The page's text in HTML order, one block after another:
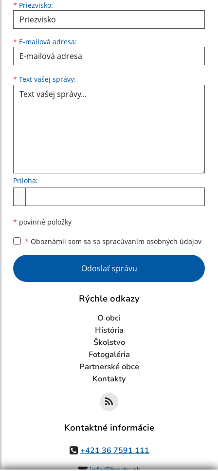
* Priezvisko:
* E-mailová adresa:
* Text vašej správy:
Príloha:
* povinné položky
* Oboznámil som sa so spracúvaním osobných údajov
Google reCaptcha Response
Odoslať správu
Rýchle odkazy
O obci
História
Školstvo
Fotogaléria
Partnerské obce
Kontakty
Kontaktné informácie
+421 36 7591 111